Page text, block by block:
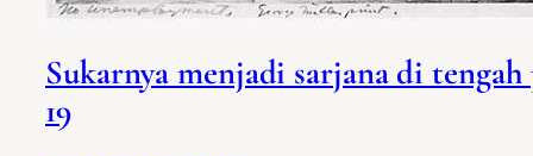
Sukarnya menjadi sarjana di
19